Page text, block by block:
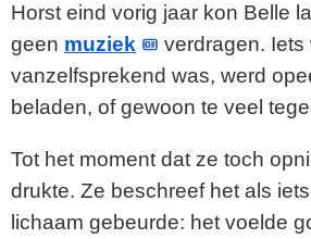
Horst eind vorig jaar kon Belle
geen muziek
verdragen. Iets
vanzelfsprekend was, werd
beladen, of gewoon te veel
Tot het moment dat ze toch
drukte. Ze beschreef het als
lichaam gebeurde: het voelde